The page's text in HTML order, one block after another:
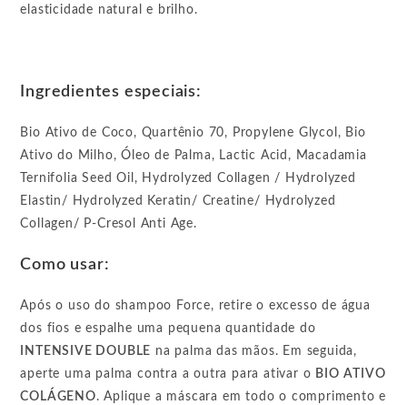
elasticidade natural e brilho.
Ingredientes especiais:
Bio Ativo de Coco, Quartênio 70, Propylene Glycol, Bio
Ativo do Milho, Óleo de Palma, Lactic Acid, Macadamia
Ternifolia Seed Oil, Hydrolyzed Collagen / Hydrolyzed
Elastin/ Hydrolyzed Keratin/ Creatine/ Hydrolyzed
Collagen/ P-Cresol Anti Age.
Como usar:
Após o uso do shampoo Force, retire o excesso de água
dos fios e espalhe uma pequena quantidade do
INTENSIVE DOUBLE na palma das mãos. Em seguida,
aperte uma palma contra a outra para ativar o BIO ATIVO
COLÁGENO. Aplique a máscara em todo o comprimento e